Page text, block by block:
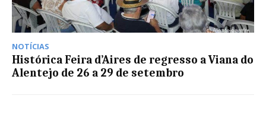
NOTÍCIAS
Histórica Feira d’Aires de regresso a Viana do
Alentejo de 26 a 29 de setembro